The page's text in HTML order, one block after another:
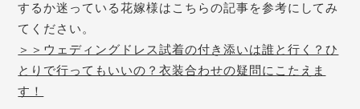
するか迷っている花嫁様はこちらの記事を参考にしてみ
てください。
＞＞ウェディングドレス試着の付き添いは誰と行く？ひ
とりで行ってもいいの？衣装合わせの疑問にこたえま
す！